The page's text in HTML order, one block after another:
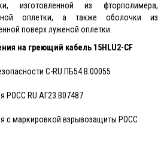
изготовленной из фторполимера,
оплетки, а также оболочки из
поверх луженой оплетки.
на греющий кабель 15HLU2-CF
C-RU.ПБ54.В.00055
РОСС RU.АГ23.В07487
с маркировкой взрывозащиты PОСС